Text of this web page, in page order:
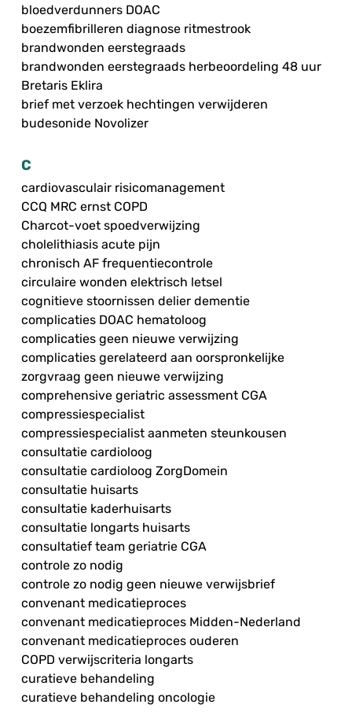
bloedverdunners DOAC
boezemfibrilleren diagnose ritmestrook
brandwonden eerstegraads
brandwonden eerstegraads herbeoordeling 48 uur
Bretaris Eklira
brief met verzoek hechtingen verwijderen
budesonide Novolizer
C
cardiovasculair risicomanagement
CCQ MRC ernst COPD
Charcot-voet spoedverwijzing
cholelithiasis acute pijn
chronisch AF frequentiecontrole
circulaire wonden elektrisch letsel
cognitieve stoornissen delier dementie
complicaties DOAC hematoloog
complicaties geen nieuwe verwijzing
complicaties gerelateerd aan oorspronkelijke
zorgvraag geen nieuwe verwijzing
comprehensive geriatric assessment CGA
compressiespecialist
compressiespecialist aanmeten steunkousen
consultatie cardioloog
consultatie cardioloog ZorgDomein
consultatie huisarts
consultatie kaderhuisarts
consultatie longarts huisarts
consultatief team geriatrie CGA
controle zo nodig
controle zo nodig geen nieuwe verwijsbrief
convenant medicatieproces
convenant medicatieproces Midden-Nederland
convenant medicatieproces ouderen
COPD verwijscriteria longarts
curatieve behandeling
curatieve behandeling oncologie